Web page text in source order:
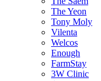
The Yeon
Tony Moly
Vilenta
Welcos
Enough
FarmStay
3W Clinic